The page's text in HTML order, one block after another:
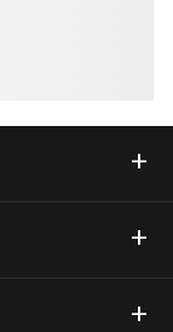
+
+
+